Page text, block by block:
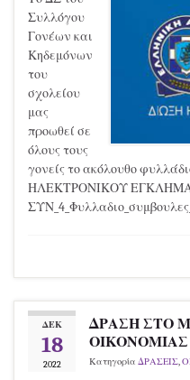
Συλλόγου
Γονέων και
Κηδεμόνων
του
σχολείου
μας
προωθεί σε
όλους τους
γονείς το ακόλουθο
ΗΛΕΚΤΡΟΝΙΚΟΥ
ΔΕΚ
18
2022
ΔΡΑΣΗ ΣΤΟ
ΟΙΚΟΝΟΜΙΑΣ
Κατηγορία ΔΡΑΣΕΙΣ,